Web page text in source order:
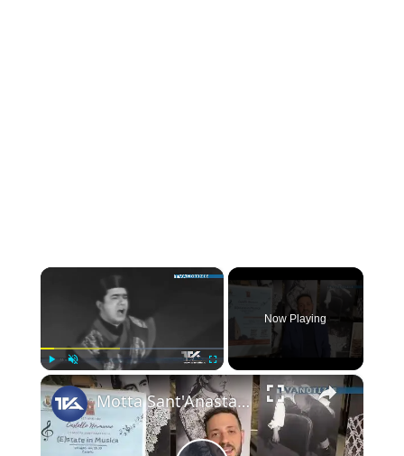
×
Play Unmute Fullscreen
Now Playing
×
Motta Sant'Anastasia. L'omaggio al tenore mottese Giuseppe Di Stefano nel giorno della sua nascita.